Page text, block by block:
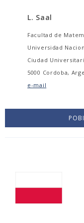
L. Saal
Facultad de
Universidad
Ciudad
5000 Cordoba,
e-mail